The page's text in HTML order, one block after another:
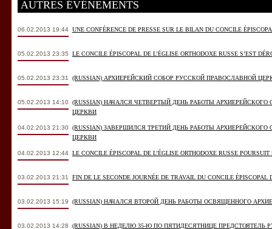
AUTRES ÉVÉNEMENTS
06.02.2013 19:44 UNE CONFÉRENCE DE PRESSE SUR LE BILAN DU CONCILE
05.02.2013 23:35 LE CONCILE ÉPISCOPAL DE L’ÉGLISE ORTHODOXE RUSSE S’EST
05.02.2013 23:31 (RUSSIAN) АРХИЕРЕЙСКИЙ СОБОР РУССКОЙ ПРАВОСЛАВНОЙ
05.02.2013 14:10 (RUSSIAN) НАЧАЛСЯ ЧЕТВЕРТЫЙ ДЕНЬ РАБОТЫ
ЦЕРКВИ
04.02.2013 21:30 (RUSSIAN) ЗАВЕРШИЛСЯ ТРЕТИЙ ДЕНЬ РАБОТЫ
ЦЕРКВИ
04.02.2013 12:44 LE CONCILE ÉPISCOPAL DE L’ÉGLISE ORTHODOXE RUSSE
03.02.2013 21:31 FIN DE LE SECONDE JOURNÉE DE TRAVAIL DU CONCILE ÉPISCOPAL
03.02.2013 15:19 (RUSSIAN) НАЧАЛСЯ ВТОРОЙ ДЕНЬ РАБОТЫ ОСВЯЩЕННОГО
03.02.2013 14:28
(RUSSIAN) В НЕДЕЛЮ 35-Ю ПО ПЯТИДЕСЯТНИЦЕ